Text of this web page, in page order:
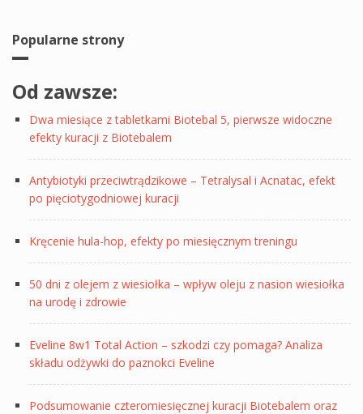
Popularne strony
Od zawsze:
Dwa miesiące z tabletkami Biotebal 5, pierwsze widoczne
efekty kuracji z Biotebalem
Antybiotyki przeciwtrądzikowe – Tetralysal i Acnatac, efekt
po pięciotygodniowej kuracji
Kręcenie hula-hop, efekty po miesięcznym treningu
50 dni z olejem z wiesiołka – wpływ oleju z nasion wiesiołka
na urodę i zdrowie
Eveline 8w1 Total Action – szkodzi czy pomaga? Analiza
składu odżywki do paznokci Eveline
Podsumowanie czteromiesięcznej kuracji Biotebalem oraz